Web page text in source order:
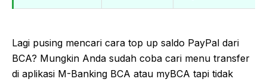
Lagi pusing mencari cara top up saldo PayPal dari
BCA? Mungkin Anda sudah coba cari menu transfer
di aplikasi M-Banking BCA atau myBCA tapi tidak